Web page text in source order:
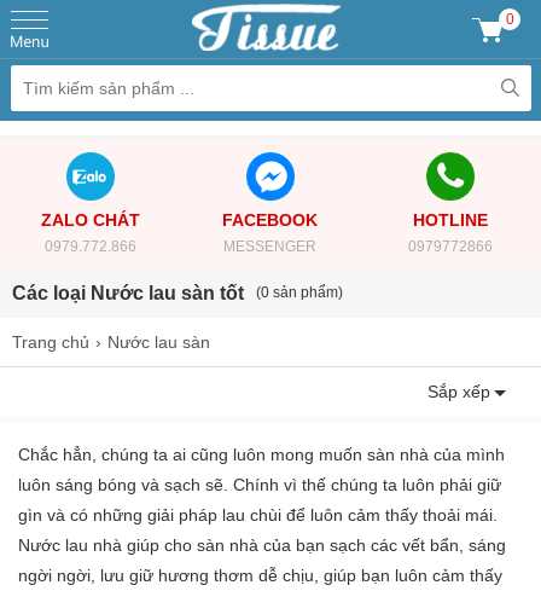
0
ZALO CHÁT
0979.772.866
FACEBOOK
MESSENGER
HOTLINE
0979772866
Các loại Nước lau sàn tốt (0 sản phẩm)
Trang chủ Nước lau sàn
Sắp xếp
Chắc hẳn, chúng ta ai cũng luôn mong muốn sàn nhà của mình
luôn sáng bóng và sạch sẽ. Chính vì thế chúng ta luôn phải giữ
gìn và có những giải pháp lau chùi để luôn cảm thấy thoải mái.
Nước lau nhà giúp cho sàn nhà của bạn sạch các vết bẩn, sáng
ngời ngời, lưu giữ hương thơm dễ chịu, giúp bạn luôn cảm thấy